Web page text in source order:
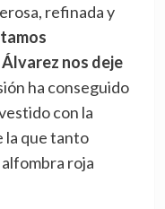
nos deje
ha conseguido
con la
la que tanto
roja